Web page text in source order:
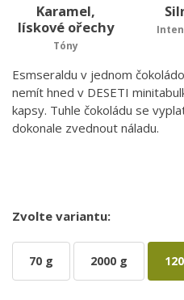
Karamel,
lískové ořechy
Tóny
Esmseraldu v jednom
nemít hned v DESETI
kapsy. Tuhle čokoládu se
dokonale zvednout náladu.
Zvolte variantu:
70 g 2000 g